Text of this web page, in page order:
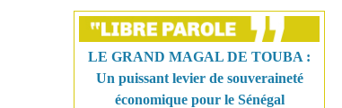
LE GRAND MAGAL DE TOUBA :
Un puissant levier de souveraineté
économique pour le Sénégal